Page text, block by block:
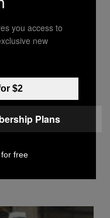
Still Pick
Way
you access to
new
$2
Plans
free